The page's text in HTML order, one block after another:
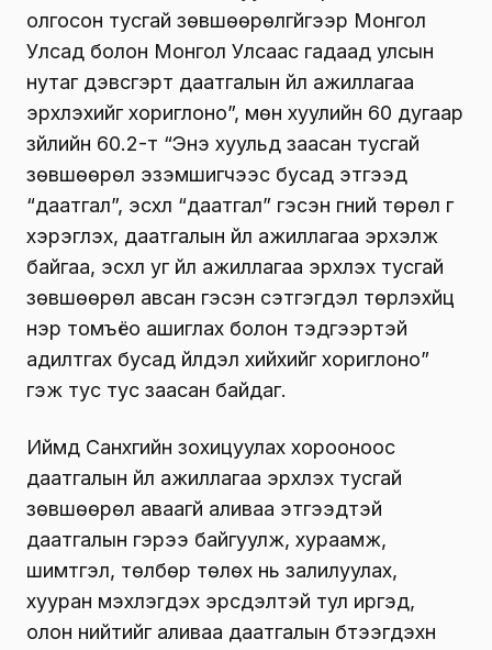
олгосон тусгай зөвшөөрөлгүйгээр Монгол
Улсад болон Монгол Улсаас гадаад улсын
нутаг дэвсгэрт даатгалын үйл ажиллагаа
эрхлэхийг хориглоно”, мөн хуулийн 60 дугаар
зүйлийн 60.2-т “Энэ хуульд заасан тусгай
зөвшөөрөл эзэмшигчээс бусад этгээд
“даатгал”, эсхүл “даатгал” гэсэн үгний төрөл үг
хэрэглэх, даатгалын үйл ажиллагаа эрхэлж
байгаа, эсхүл уг үйл ажиллагаа эрхлэх тусгай
зөвшөөрөл авсан гэсэн сэтгэгдэл төрүүлэхүйц
нэр томъёо ашиглах болон тэдгээртэй
адилтгах бусад үйлдэл хийхийг хориглоно”
гэж тус тус заасан байдаг.
Иймд Санхүүгийн зохицуулах хорооноос
даатгалын үйл ажиллагаа эрхлэх тусгай
зөвшөөрөл аваагүй аливаа этгээдтэй
даатгалын гэрээ байгуулж, хураамж,
шимтгэл, төлбөр төлөх нь залилуулах,
хууран мэхлэгдэх эрсдэлтэй тул иргэд,
олон нийтийг аливаа даатгалын бүтээгдэхүүн